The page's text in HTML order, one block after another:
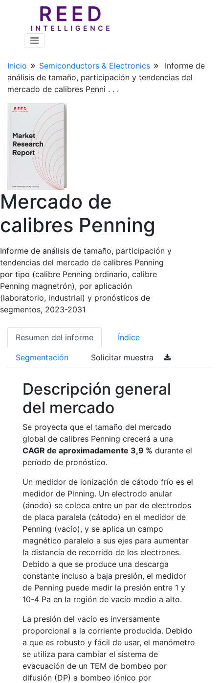
Inicio Semiconductors & Electronics
Informe de
análisis de tamaño, participación y tendencias del
mercado de calibres Penni . . .
Mercado de
calibres Penning
Informe de análisis de tamaño, participación y
tendencias del mercado de calibres Penning
por tipo (calibre Penning ordinario, calibre
Penning magnetrón), por aplicación
(laboratorio, industrial) y pronósticos de
segmentos, 2023-2031
Resumen del informe Índice
Segmentación Solicitar muestra
Descripción general
del mercado
Se proyecta que el tamaño del mercado
global de calibres Penning crecerá a una
CAGR de aproximadamente 3,9 % durante el
período de pronóstico.
Un medidor de ionización de cátodo frío es el
medidor de Pinning. Un electrodo anular
(ánodo) se coloca entre un par de electrodos
de placa paralela (cátodo) en el medidor de
Penning (vacío), y se aplica un campo
magnético paralelo a sus ejes para aumentar
la distancia de recorrido de los electrones.
Debido a que se produce una descarga
constante incluso a baja presión, el medidor
de Penning puede medir la presión entre 1 y
10-4 Pa en la región de vacío medio a alto.
La presión del vacío es inversamente
proporcional a la corriente producida. Debido
a que es robusto y fácil de usar, el manómetro
se utiliza para cambiar el sistema de
evacuación de un TEM de bombeo por
difusión (DP) a bombeo iónico por